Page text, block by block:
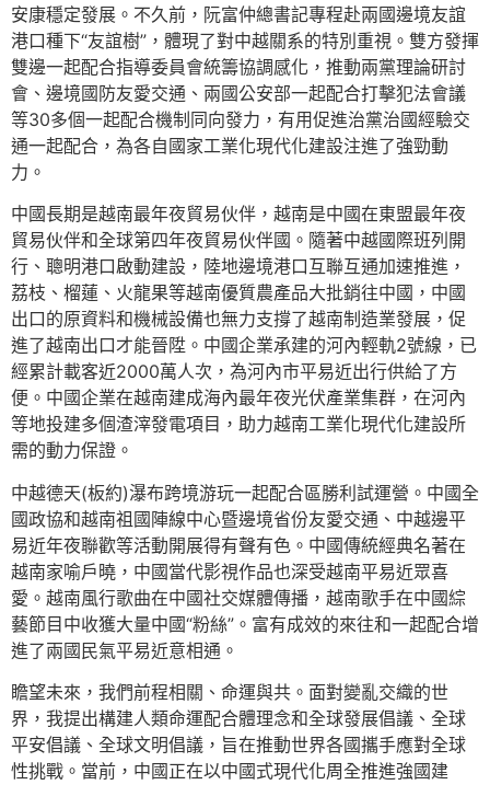
安康穩定發展。不久前，阮富仲總書記專程赴兩國邊境友誼
港口種下“友誼樹”，體現了對中越關系的特別重視。雙方發揮
雙邊一起配合指導委員會統籌協調感化，推動兩黨理論研討
會、邊境國防友愛交通、兩國公安部一起配合打擊犯法會議
等30多個一起配合機制同向發力，有用促進治黨治國經驗交
通一起配合，為各自國家工業化現代化建設注進了強勁動
力。
中國長期是越南最年夜貿易伙伴，越南是中國在東盟最年夜
貿易伙伴和全球第四年夜貿易伙伴國。隨著中越國際班列開
行、聰明港口啟動建設，陸地邊境港口互聯互通加速推進，
荔枝、榴蓮、火龍果等越南優質農產品大批銷往中國，中國
出口的原資料和機械設備也無力支撐了越南制造業發展，促
進了越南出口才能晉陞。中國企業承建的河內輕軌2號線，已
經累計載客近2000萬人次，為河內市平易近出行供給了方
便。中國企業在越南建成海內最年夜光伏產業集群，在河內
等地投建多個渣滓發電項目，助力越南工業化現代化建設所
需的動力保證。
中越德天(板約)瀑布跨境游玩一起配合區勝利試運營。中國全
國政協和越南祖國陣線中心暨邊境省份友愛交通、中越邊平
易近年夜聯歡等活動開展得有聲有色。中國傳統經典名著在
越南家喻戶曉，中國當代影視作品也深受越南平易近眾喜
愛。越南風行歌曲在中國社交媒體傳播，越南歌手在中國綜
藝節目中收獲大量中國“粉絲”。富有成效的來往和一起配合增
進了兩國民氣平易近意相通。
瞻望未來，我們前程相關、命運與共。面對變亂交織的世
界，我提出構建人類命運配合體理念和全球發展倡議、全球
平安倡議、全球文明倡議，旨在推動世界各國攜手應對全球
性挑戰。當前，中國正在以中國式現代化周全推進強國建